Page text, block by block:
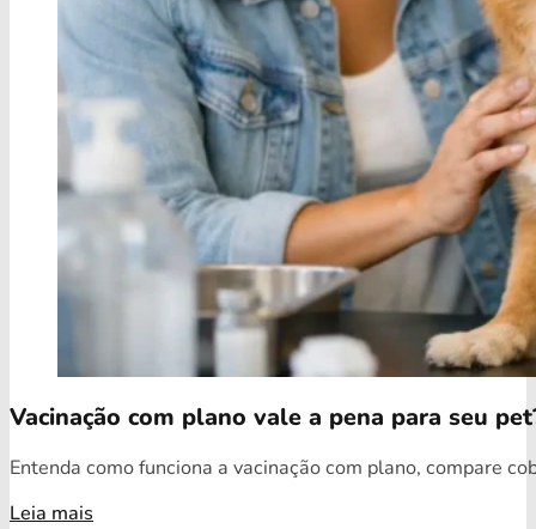
Vacinação com plano vale a pena para seu
Entenda como funciona a vacinação com plano, compare
Leia mais